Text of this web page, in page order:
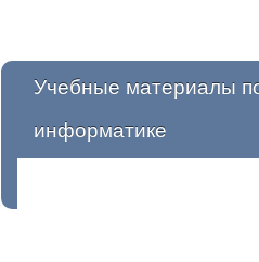
Учебные материалы
информатике